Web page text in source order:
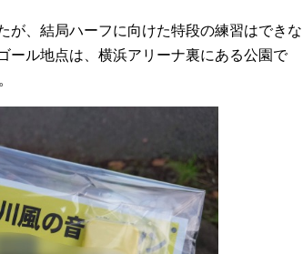
が、結局ハーフに向けた特段の練習はできな
ール地点は、横浜アリーナ裏にある公園で